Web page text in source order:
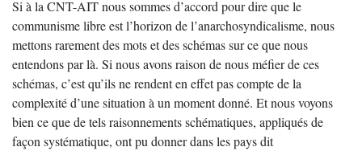
Si à la CNT-AIT nous sommes d’accord pour dire que le
communisme libre est l’horizon de l’anarchosyndicalisme, nous
mettons rarement des mots et des schémas sur ce que nous
entendons par là. Si nous avons raison de nous méfier de ces
schémas, c’est qu’ils ne rendent en effet pas compte de la
complexité d’une situation à un moment donné. Et nous voyons
bien ce que de tels raisonnements schématiques, appliqués de
façon systématique, ont pu donner dans les pays dit